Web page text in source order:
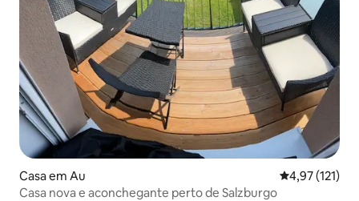
Casa em Au Classificação
4,97 (121)
Casa nova e aconchegante perto de Salzburgo